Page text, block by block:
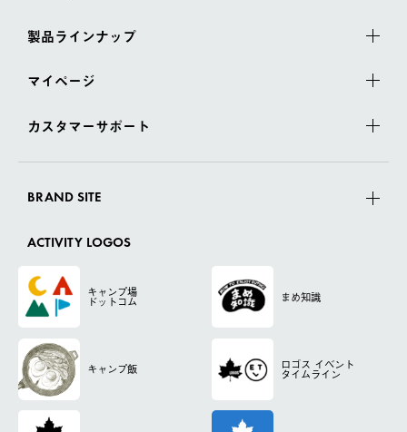
製品ラインナップ
マイページ
カスタマーサポート
BRAND SITE
ACTIVITY LOGOS
キャンプ場
ドットコム まめ知識
キャンプ飯 ロゴス イベント
タイムライン